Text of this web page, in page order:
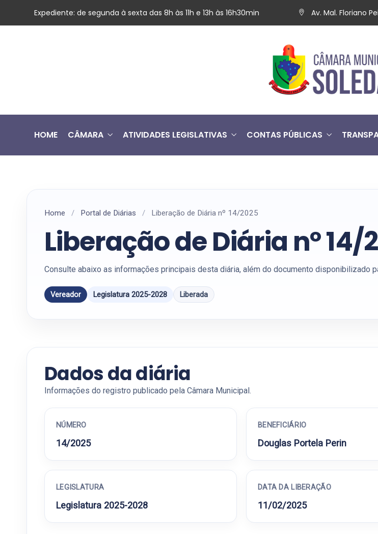
Expediente: de segunda à sexta das 8h às 11h e 13h às 16h30min Av. Mal. Floriano
HOME CÂMARA ATIVIDADES LEGISLATIVAS CONTAS PÚBLICAS
Home / Portal de Diárias / Liberação de Diária nº 14/2025
Liberação de Diária nº 14/
Consulte abaixo as informações principais desta diária, além do documento disponibilizado
Vereador Legislatura 2025-2028 Liberada
Dados da diária
Informações do registro publicado pela Câmara Municipal.
NÚMERO
14/2025
BENEFICIÁRIO
Douglas Portela Perin
LEGISLATURA
Legislatura 2025-2028
DATA DA LIBERAÇÃO
11/02/2025